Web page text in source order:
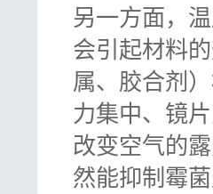
另一方面，
会引起材料
属、胶合剂
力集中、镜
改变空气的
然能抑制霉